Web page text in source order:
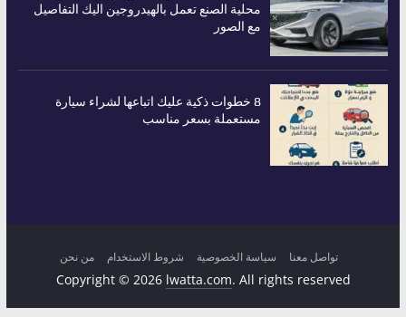
محلية الصنع تعمل بالهيدروجين اليك التفاصيل
مع الصور
8 خطوات ذكية عليك اتباعها لشراء سيارة
مستعملة بسعر مناسب
تواصل معنا سياسة الخصوصية شروط الاستخدام من نحن
Copyright © 2026 lwatta.com. All rights reserved